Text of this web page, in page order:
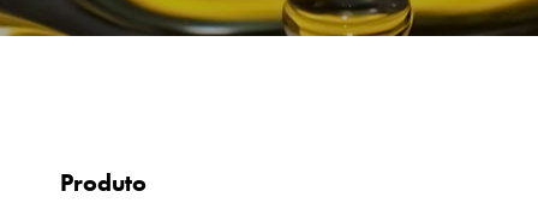
Produto